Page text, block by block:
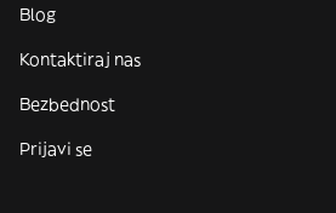
Blog
Kontaktiraj nas
Bezbednost
Prijavi se